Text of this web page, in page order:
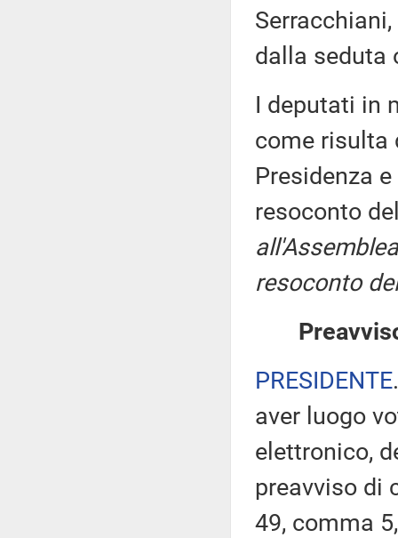
dalla seduta
I deputati in
come risulta
Presidenza
resoconto
resoconto
PRESIDENTE
aver luogo
elettronico,
preavviso di
49, comma